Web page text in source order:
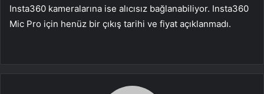
Insta360 kameralarına ise alıcısız bağlanabiliyor. Insta360
Mic Pro için henüz bir çıkış tarihi ve fiyat açıklanmadı.